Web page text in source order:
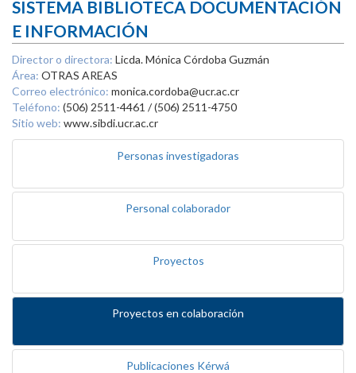
SISTEMA BIBLIOTECA DOCUMENTACIÓN
E INFORMACIÓN
Director o directora: Licda. Mónica Córdoba Guzmán
Área: OTRAS AREAS
Correo electrónico: monica.cordoba@ucr.ac.cr
Teléfono: (506) 2511-4461 / (506) 2511-4750
Sitio web: www.sibdi.ucr.ac.cr
Personas investigadoras
Personal colaborador
Proyectos
Proyectos en colaboración
Publicaciones Kérwá